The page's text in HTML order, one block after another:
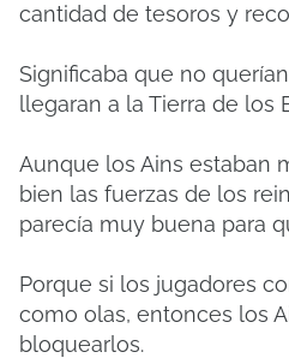
cantidad de tesoros y
Significaba que no
llegaran a la Tierra de los
Aunque los Ains estaban
bien las fuerzas de los
parecía muy buena para
Porque si los jugadores
como olas, entonces los
bloquearlos.